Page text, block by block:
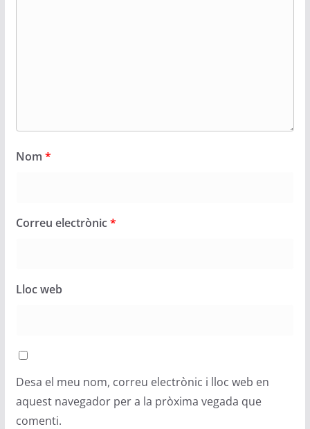
Nom *
Correu electrònic*
Lloc web
Desa el meu nom, correu electrònic i lloc web en
aquest navegador per a la pròxima vegada que
comenti.